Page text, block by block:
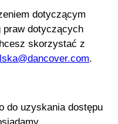
dotyczącym
praw dotyczących
skorzystać z
.
do uzyskania dostępu